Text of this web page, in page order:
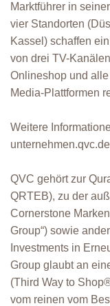
Marktführer in
vier Standorten
Kassel) schaffen
von drei TV-
Onlineshop und
Media-Plattformen
Weitere
unternehmen.qvc.de
QVC gehört zur
QRTEB), zu der
Cornerstone
Group“) sowie
Investments in
Group glaubt an
(Third Way to
vom reinen vom